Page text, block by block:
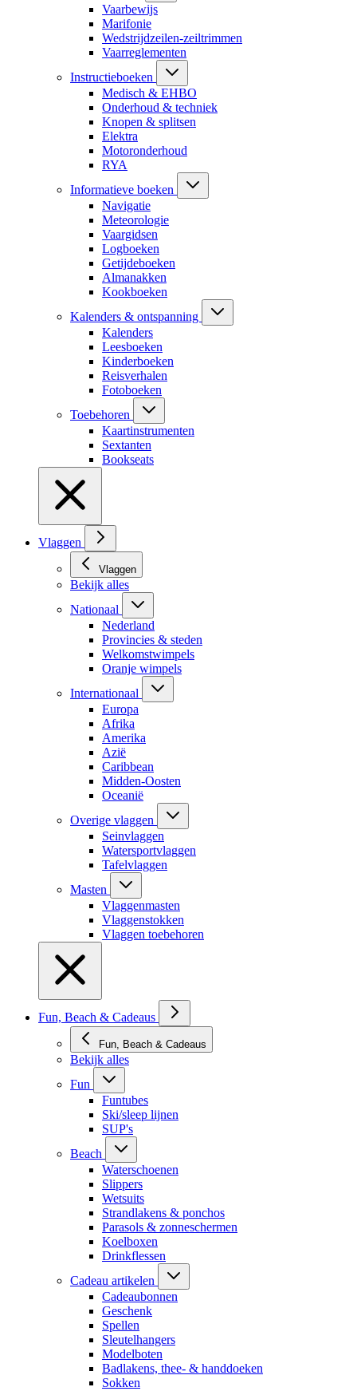
Vaarbewijs
Marifonie
Wedstrijdzeilen-zeiltrimmen
Vaarreglementen
Instructieboeken
Medisch & EHBO
Onderhoud & techniek
Knopen & splitsen
Elektra
Motoronderhoud
RYA
Informatieve boeken
Navigatie
Meteorologie
Vaargidsen
Logboeken
Getijdeboeken
Almanakken
Kookboeken
Kalenders & ontspanning
Kalenders
Leesboeken
Kinderboeken
Reisverhalen
Fotoboeken
Toebehoren
Kaartinstrumenten
Sextanten
Bookseats
Vlaggen
Vlaggen
Bekijk alles
Nationaal
Nederland
Provincies & steden
Welkomstwimpels
Oranje wimpels
Internationaal
Europa
Afrika
Amerika
Azië
Caribbean
Midden-Oosten
Oceanië
Overige vlaggen
Seinvlaggen
Watersportvlaggen
Tafelvlaggen
Masten
Vlaggenmasten
Vlaggenstokken
Vlaggen toebehoren
Fun, Beach & Cadeaus
Fun, Beach & Cadeaus
Bekijk alles
Fun
Funtubes
Ski/sleep lijnen
SUP's
Beach
Waterschoenen
Slippers
Wetsuits
Strandlakens & ponchos
Parasols & zonneschermen
Koelboxen
Drinkflessen
Cadeau artikelen
Cadeaubonnen
Geschenk
Spellen
Sleutelhangers
Modelboten
Badlakens, thee- & handdoeken
Sokken